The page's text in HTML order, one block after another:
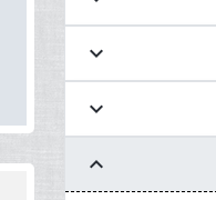
keyboard_arrow_down
keyboard_arrow_down
keyboard_arrow_down